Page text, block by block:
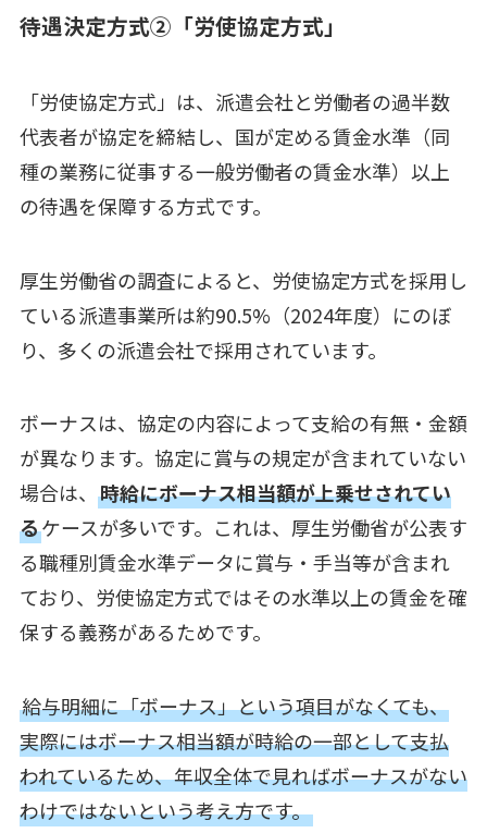
待遇決定方式②「労使協定方式」
「労使協定方式」は、派遣会社と労働者の過半数
代表者が協定を締結し、国が定める賃金水準（同
種の業務に従事する一般労働者の賃金水準）以上
の待遇を保障する方式です。
厚生労働省の調査によると、労使協定方式を採用し
ている派遣事業所は約90.5%（2024年度）にのぼ
り、多くの派遣会社で採用されています。
ボーナスは、協定の内容によって支給の有無・金額
が異なります。協定に賞与の規定が含まれていない
場合は、 時給にボーナス相当額が上乗せされてい
るケースが多いです。これは、厚生労働省が公表す
る職種別賃金水準データに賞与・手当等が含まれ
ており、労使協定方式ではその水準以上の賃金を確
保する義務があるためです。
給与明細に「ボーナス」という項目がなくても、
実際にはボーナス相当額が時給の一部として支払
われているため、年収全体で見ればボーナスがない
わけではないという考え方です。